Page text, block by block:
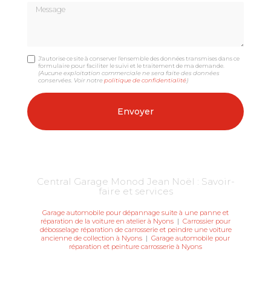
Message
J'autorise ce site à conserver l'ensemble des données transmises dans ce
formulaire pour faciliter le suivi et le traitement de ma demande.
(Aucune exploitation commerciale ne sera faite des données
conservées. Voir notrepolitique de confidentialité)
Central Garage Monod Jean Noël : Savoir-
faire et services
Garage automobile pour dépannage suite à une panne et
réparation de la voiture en atelier à Nyons | Carrossier pour
débosselage réparation de carrosserie et peindre une voiture
ancienne de collection à Nyons | Garage automobile pour
réparation et peinture carrosserie à Nyons